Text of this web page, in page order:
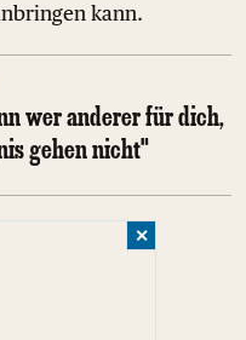
kann.
wer anderer für dich,
gehen nicht"
✕